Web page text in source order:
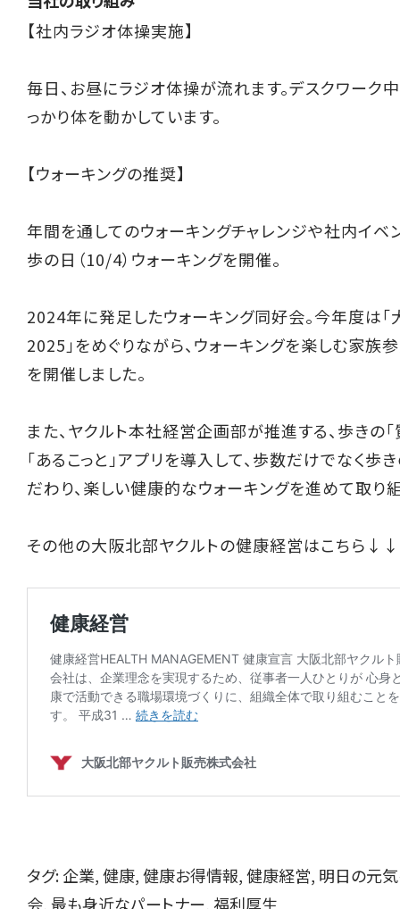
【社内ラジオ体操実施】
毎日、お昼にラジオ体操が流れます。デスクワーク
っかり体を動かしています。
【ウォーキングの推奨】
年間を通してのウォーキングチャレンジや社内イベ
歩の日（10/4）ウォーキングを開催。
2024年に発足したウォーキング同好会。今年度は
2025」をめぐりながら、ウォーキングを楽しむ家族
を開催しました。
また、ヤクルト本社経営企画部が推進する、歩きの
「あるこっと」アプリを導入して、歩数だけでなく歩き
だわり、楽しい健康的なウォーキングを進めて取り
その他の大阪北部ヤクルトの健康経営はこちら
タグ:企業,健康,健康お得情報,健康経営, 明日の元
会 最も身近なパートナー 福利厚生